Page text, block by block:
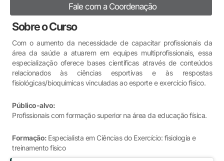
Educação a Distância
Pesquisa
Extensão
Infraestrutura e Serviços
Inovação
Sobre a ULBRA
Fale com a Coordenação
Sobre o Curso
Com o aumento da necessidade de capacitar profissionais da
área da saúde a atuarem em equipes multiprofissionais, essa
especialização oferece bases científicas através de conteúdos
relacionados às ciências esportivas e às respostas
fisiológicas/bioquímicas vinculadas ao esporte e exercício físico.
Público-alvo:
Profissionais com formação superior na área da educação física.
Formação: Especialista em Ciências do Exercício: fisiologia e
treinamento físico